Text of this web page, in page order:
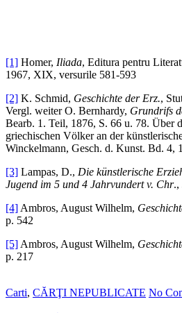
[1] Homer, Iliada, Editura pentru
1967, XIX, versurile 581-593
[2] K. Schmid, Geschichte der Erz.,
Vergl. weiter O. Bernhardy, Grundrifs
Bearb. 1. Teil, 1876, S. 66 u. 78. Über
griechischen Völker an der
Winckelmann, Gesch. d. Kunst. Bd. 4,
[3] Lampas, D., Die künstlerische
Jugend im 5 und 4 Jahrvundert v. Chr.,
[4] Ambros, August Wilhelm,
p. 542
[5] Ambros, August Wilhelm,
p. 217
Carti, CĂRŢI NEPUBLICATE No